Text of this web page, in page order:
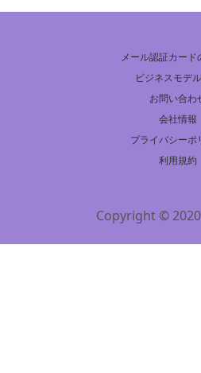
メール認証カード
ビジネスモデ
お問い合わ
会社情報
プライバシーポ
利用規約
Copyright ©